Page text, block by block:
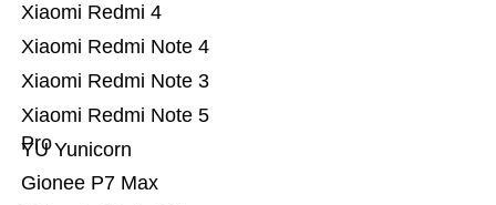
Gionee P7 Max
YU Yunicorn
Xiaomi Redmi Note 5
Pro
Xiaomi Redmi Note 3
Xiaomi Redmi Note 4
Xiaomi Redmi 4